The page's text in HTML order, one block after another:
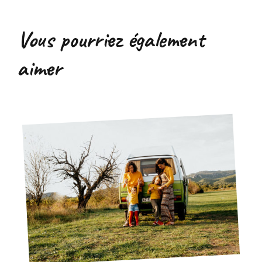
Vous pourriez également
aimer